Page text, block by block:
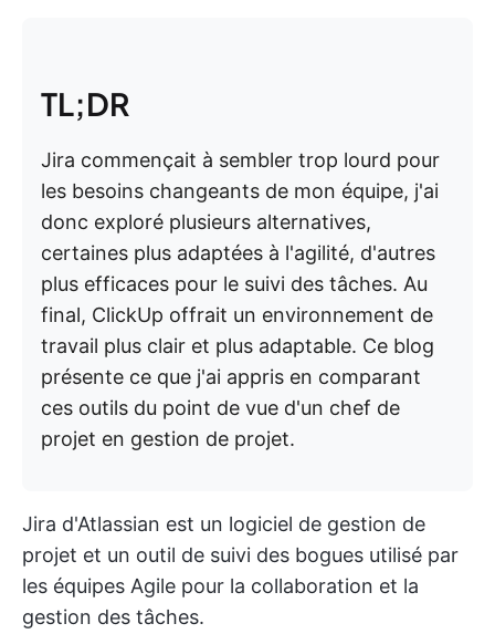
TL;DR
Jira commençait à sembler trop lourd pour
les besoins changeants de mon équipe, j'ai
donc exploré plusieurs alternatives,
certaines plus adaptées à l'agilité, d'autres
plus efficaces pour le suivi des tâches. Au
final, ClickUp offrait un environnement de
travail plus clair et plus adaptable. Ce blog
présente ce que j'ai appris en comparant
ces outils du point de vue d'un chef de
projet en gestion de projet.
Jira d'Atlassian est un logiciel de gestion de
projet et un outil de suivi des bogues utilisé par
les équipes Agile pour la collaboration et la
gestion des tâches.